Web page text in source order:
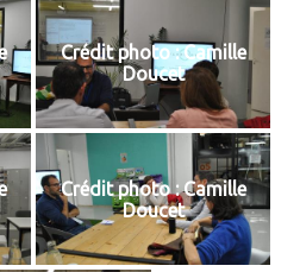
Crédit photo : Camille
Doucet
Crédit photo : Camille
Doucet